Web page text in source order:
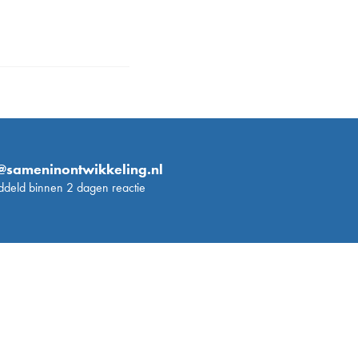
binnen 2 dagen reactie